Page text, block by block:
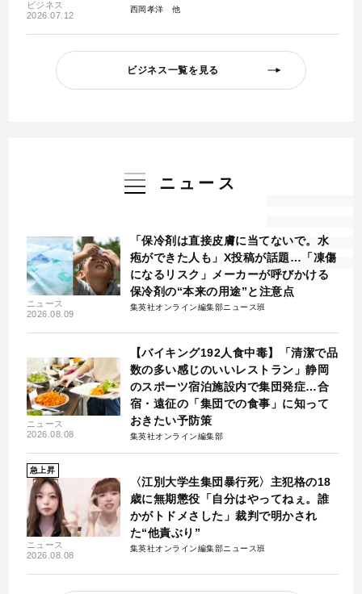
ビジネス
2026.07.12
西岡孝洋
ビジネス一覧を見る
ニュース
ニュース
2026.08.09
「保冷剤は直接皮膚に当てないで。水
疱ができた人も」X投稿が話題…「凍傷
になるリスク」メーカーが呼びかける
保冷剤の“本来の用途”と注意点
集英社オンライン編集部ニュース班
ニュース
2026.08.08
【バイキング192人食中毒】「清潔で品
数の多い感じのいいレストラン」静岡
のスポーツ宿泊施設内で集団発症…合
宿・遠征の「集団での食事」に知って
おきたい予防策
集英社オンライン編集部
急上昇
ニュース
2026.08.08
〈江別大学生集団暴行死〉主犯格の18
歳に無期懲役「自分はやってねぇ。誰
かがトドメさした」裁判で明かされ
た“他責ぶり”
集英社オンライン編集部ニュース班